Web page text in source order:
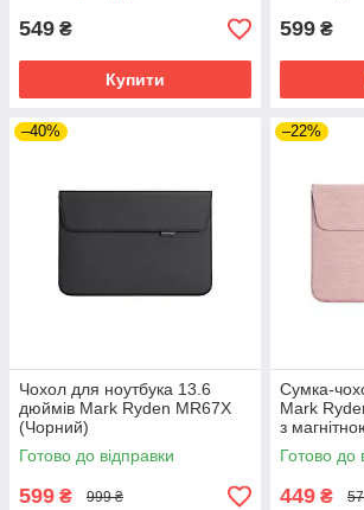
549 ₴
Купити
599 ₴
–40%
Чохол для ноутбука 13.6
дюймів Mark Ryden MR67X
(Чорний)
Готово до відправки
599 ₴ 999 ₴
–22%
Сумка-
Mark
з
м'якою
Готово до
449 ₴